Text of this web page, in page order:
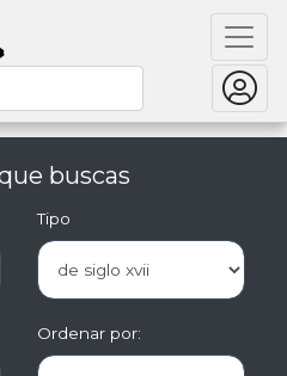
buscas
Tipo
Ordenar por: